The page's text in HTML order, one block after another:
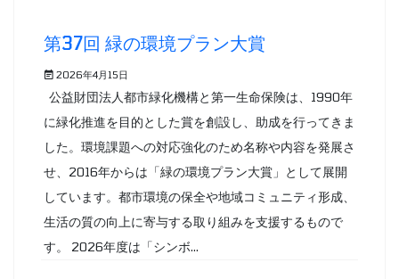
第37回 緑の環境プラン大賞
2026年4月15日
公益財団法人都市緑化機構と第一生命保険は、1990年
に緑化推進を目的とした賞を創設し、助成を行ってきま
した。環境課題への対応強化のため名称や内容を発展さ
せ、2016年からは「緑の環境プラン大賞」として展開
しています。都市環境の保全や地域コミュニティ形成、
生活の質の向上に寄与する取り組みを支援するもので
す。 2026年度は「シンボ...